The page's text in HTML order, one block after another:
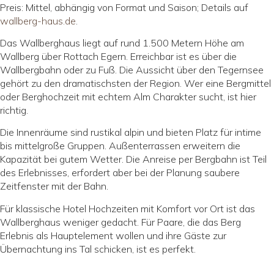
Preis: Mittel, abhängig von Format und Saison; Details auf
wallberg-haus.de
Das Wallberghaus liegt auf rund 1.500 Metern Höhe am
Wallberg über Rottach Egern. Erreichbar ist es über die
Wallbergbahn oder zu Fuß. Die Aussicht über den Tegernsee
gehört zu den dramatischsten der Region. Wer eine Bergmittel
oder Berghochzeit mit echtem Alm Charakter sucht, ist hier
richtig.
Die Innenräume sind rustikal alpin und bieten Platz für intime
bis mittelgroße Gruppen. Außenterrassen erweitern die
Kapazität bei gutem Wetter. Die Anreise per Bergbahn ist Teil
des Erlebnisses, erfordert aber bei der Planung saubere
Zeitfenster mit der Bahn.
Für klassische Hotel Hochzeiten mit Komfort vor Ort ist das
Wallberghaus weniger gedacht. Für Paare, die das Berg
Erlebnis als Hauptelement wollen und ihre Gäste zur
Übernachtung ins Tal schicken, ist es perfekt.